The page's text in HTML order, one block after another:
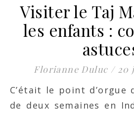
Visiter le Taj
les enfants :
Florianne Duluc / 20
C’était le point d’orgue de notre voyage
de deux semaines en